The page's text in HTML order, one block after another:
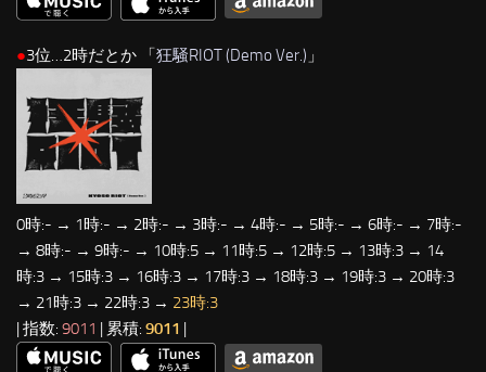
●3位…2時だとか 「 狂騒RIOT (Demo Ver.) 」
0時:- → 1時:- → 2時:- → 3時:- → 4時:- → 5時:- → 6時:- → 7時:-
→ 8時:- → 9時:- → 10時:5 → 11時:5 → 12時:5 → 13時:3 → 14
時:3 → 15時:3 → 16時:3 → 17時:3 → 18時:3 → 19時:3 → 20時:3
→ 21時:3 → 22時:3 → 23時:3
| 指数: 9011 | 累積: 9011